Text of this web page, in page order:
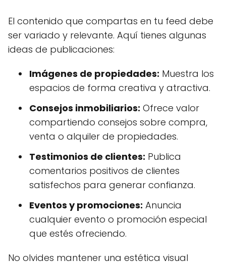
El contenido que compartas en tu feed debe
ser variado y relevante. Aquí tienes algunas
ideas de publicaciones:
Imágenes de propiedades: Muestra los
espacios de forma creativa y atractiva.
Consejos inmobiliarios: Ofrece valor
compartiendo consejos sobre compra,
venta o alquiler de propiedades.
Testimonios de clientes: Publica
comentarios positivos de clientes
satisfechos para generar confianza.
Eventos y promociones: Anuncia
cualquier evento o promoción especial
que estés ofreciendo.
No olvides mantener una estética visual